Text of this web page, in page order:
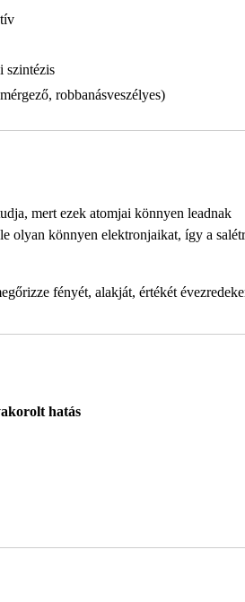
szintézis
robbanásveszélyes)
mert ezek atomjai könnyen leadnak
olyan könnyen elektronjaikat, így a
fényét, alakját, értékét
hatás